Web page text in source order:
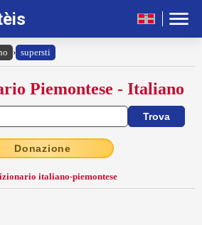
› supersti
Piemontese - Italiano
Donazione
italiano-piemontese